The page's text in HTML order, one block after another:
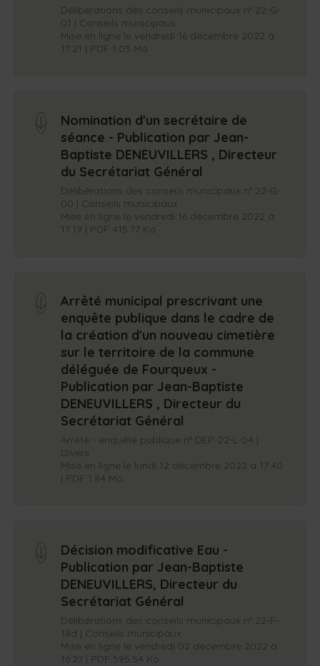
Délibérations des conseils municipaux n° 22-G-
01 | Conseils municipaux
Mise en ligne le vendredi 16 décembre 2022 à
17:21 | PDF 1.03 Mo
arrow_down
Nomination d'un secrétaire de
séance - Publication par Jean-
Baptiste DENEUVILLERS , Directeur
du Secrétariat Général
Délibérations des conseils municipaux n° 22-G-
00 | Conseils municipaux
Mise en ligne le vendredi 16 décembre 2022 à
17:19 | PDF 415.77 Ko
arrow_down
Arrêté municipal prescrivant une
enquête publique dans le cadre de
la création d'un nouveau cimetière
sur le territoire de la commune
déléguée de Fourqueux -
Publication par Jean-Baptiste
DENEUVILLERS , Directeur du
Secrétariat Général
Arrêté - enquête publique n° DEP-22-L-04 |
Divers
Mise en ligne le lundi 12 décembre 2022 à 17:40
| PDF 1.84 Mo
arrow_down
Décision modificative Eau -
Publication par Jean-Baptiste
DENEUVILLERS, Directeur du
Secrétariat Général
Délibérations des conseils municipaux n° 22-F-
18d | Conseils municipaux
Mise en ligne le vendredi 02 décembre 2022 à
16:27 | PDF 595.54 Ko